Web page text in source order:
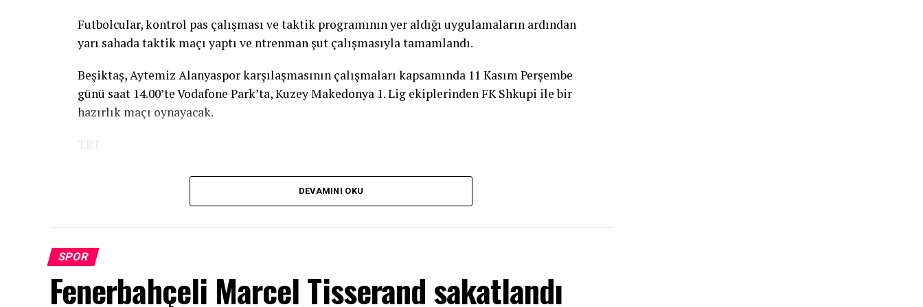
[Fotoğraf: DHA]
Türker Oktay: Yarışlar üst üste geldi
Milli Takımlar Yüzme ve Fenerbahçe Teknik Direktörü Türker Oktay ise yarışların üst üste
diğeri de Dünya Şampiyonası. Aslında bu organizasyonlar 1 sene aralıklarla yapılırdı.
Pandemiden dolayı organizasyonların bir kısmı iptal oldu. Dolayısıyla ikisi üst üste geldi.
Futbolcular, kontrol pas çalışması ve taktik programının yer aldığı uygulamaların ardından
yarı sahada taktik maçı yaptı ve ntrenman şut çalışmasıyla tamamlandı.
Beşiktaş, Aytemiz Alanyaspor karşılaşmasının çalışmaları kapsamında 11 Kasım Perşembe
günü saat 14.00’te Vodafone Park’ta, Kuzey Makedonya 1. Lig ekiplerinden FK Shkupi ile bir
hazırlık maçı oynayacak.
TRT
DEVAMINI OKU
SPOR
Fenerbahçeli Marcel Tisserand sakatlandı